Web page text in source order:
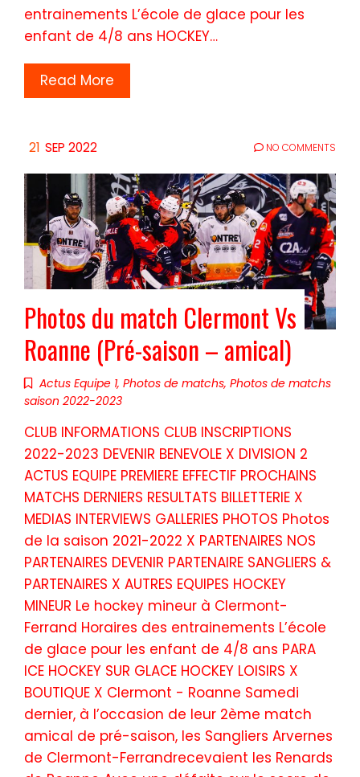
entrainements L’école de glace pour les
enfant de 4/8 ans HOCKEY…
Read More
21 SEP 2022 NO COMMENTS
Photos du match Clermont Vs
Roanne (Pré-saison – amical)
Actus Equipe 1, Photos de matchs, Photos de matchs
saison 2022-2023
CLUB INFORMATIONS CLUB INSCRIPTIONS
2022-2023 DEVENIR BENEVOLE X DIVISION 2
ACTUS EQUIPE PREMIERE EFFECTIF PROCHAINS
MATCHS DERNIERS RESULTATS BILLETTERIE X
MEDIAS INTERVIEWS GALLERIES PHOTOS Photos
de la saison 2021-2022 X PARTENAIRES NOS
PARTENAIRES DEVENIR PARTENAIRE SANGLIERS &
PARTENAIRES X AUTRES EQUIPES HOCKEY
MINEUR Le hockey mineur à Clermont-
Ferrand Horaires des entrainements L’école
de glace pour les enfant de 4/8 ans PARA
ICE HOCKEY SUR GLACE HOCKEY LOISIRS X
BOUTIQUE X Clermont - Roanne Samedi
dernier, à l’occasion de leur 2ème match
amical de pré-saison, les Sangliers Arvernes
de Clermont-Ferrandrecevaient les Renards